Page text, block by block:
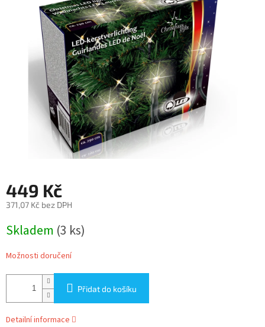
hvězdiček.
449 Kč
371,07 Kč bez DPH
cena:
Skladem (3 ks)
Možnosti doručení
Přidat do košíku
Detailní informace